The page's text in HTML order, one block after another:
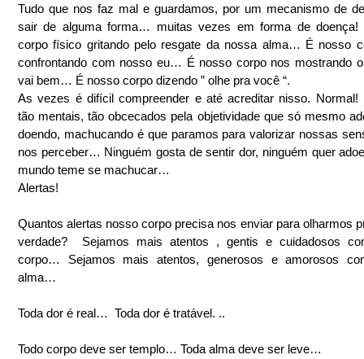
Tudo que nos faz mal e guardamos, por um mecanismo de
sair de alguma forma… muitas vezes em forma de doença!
corpo físico gritando pelo resgate da nossa alma… É nosso
confrontando com nosso eu… É nosso corpo nos mostrando
vai bem… É nosso corpo dizendo ” olhe pra você “.
As vezes é difícil compreender e até acreditar nisso. Normal!
tão mentais, tão obcecados pela objetividade que só mesmo
doendo, machucando é que paramos para valorizar nossas
nos perceber… Ninguém gosta de sentir dor, ninguém quer
mundo teme se machucar…
Alertas!
Quantos alertas nosso corpo precisa nos enviar para olharmos
verdade?  Sejamos mais atentos , gentis e cuidadosos
corpo… Sejamos mais atentos, generosos e amorosos
alma…
Toda dor é real…  Toda dor é tratável. ..
Todo corpo deve ser templo… Toda alma deve ser leve…